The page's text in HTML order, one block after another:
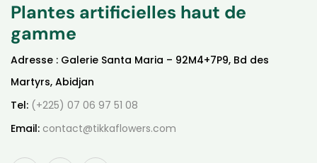
Plantes artificielles haut de
gamme
Adresse : Galerie Santa Maria – 92M4+7P9, Bd des
Martyrs, Abidjan
Tel: (+225) 07 06 97 51 08
Email: contact@tikkaflowers.com